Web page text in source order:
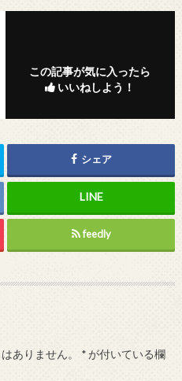
この記事が気に入ったら
いいねしよう！
シェア
feedly
ありません。 *が付いている欄